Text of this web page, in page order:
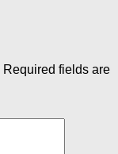
Required fields are